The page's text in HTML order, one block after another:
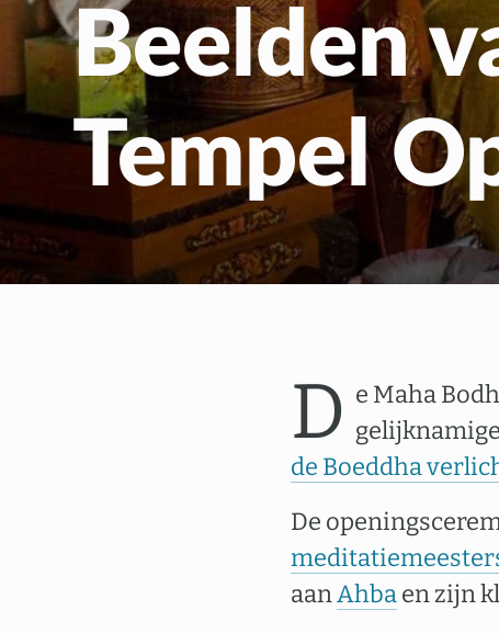
Beelden
Tempel
D e Maha
de Boeddha
De
aanAhbaen zijn